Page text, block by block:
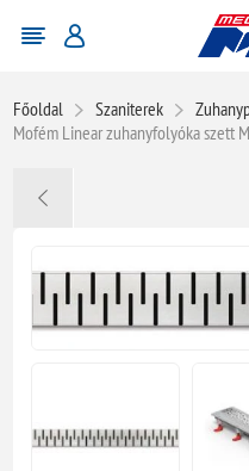
Főoldal Szaniterek
Mofém Linear zuhanyfolyóka szett